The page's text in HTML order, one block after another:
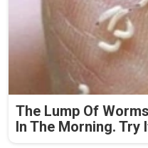
The Lump Of
In The Morning. Try